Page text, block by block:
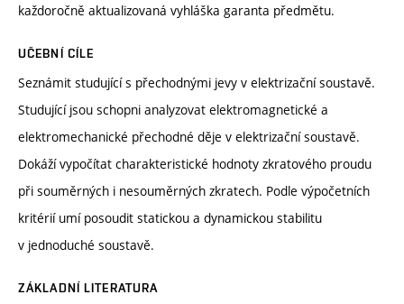
každoročně aktualizovaná vyhláška garanta předmětu.
UČEBNÍ CÍLE
Seznámit studující s přechodnými jevy v elektrizační soustavě.
Studující jsou schopni analyzovat elektromagnetické a
elektromechanické přechodné děje v elektrizační soustavě.
Dokáží vypočítat charakteristické hodnoty zkratového proudu
při souměrných i nesouměrných zkratech. Podle výpočetních
kritérií umí posoudit statickou a dynamickou stabilitu
v jednoduché soustavě.
ZÁKLADNÍ LITERATURA